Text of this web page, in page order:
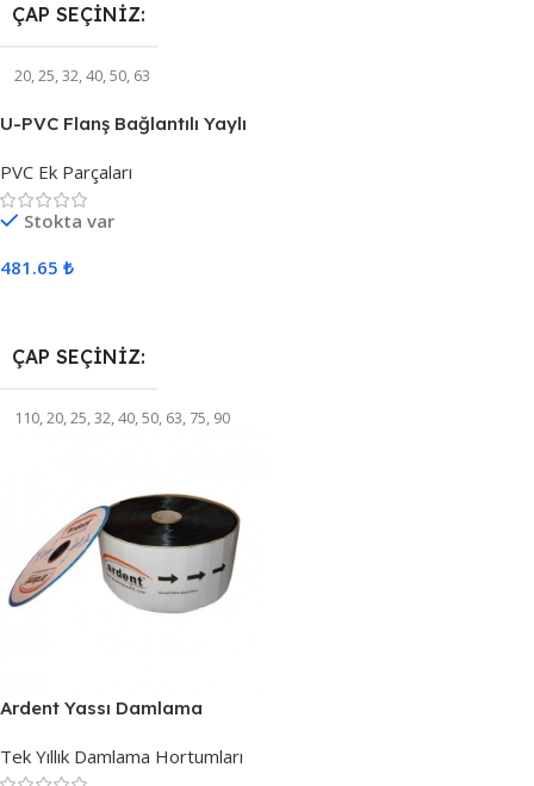
ÇAP SEÇINIZ
20,25,32,40,50, 63
U-PVC Flanş Bağlantılı Yaylı
PVC Ek Parçaları
Stokta var
481.65 ₺
ÇAP SEÇINIZ
110,20,25,32,40,50, 63, 75, 90
Ardent Yassı Damlama
Tek Yıllık Damlama Hortumları